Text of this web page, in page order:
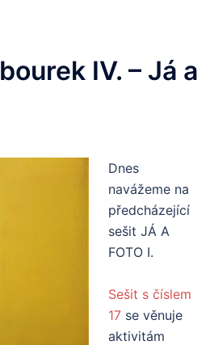
IV. – Já a
Dnes
navážeme na
předcházející
sešit JÁ A
FOTO I.
Sešit s číslem
17 se věnuje
aktivitám